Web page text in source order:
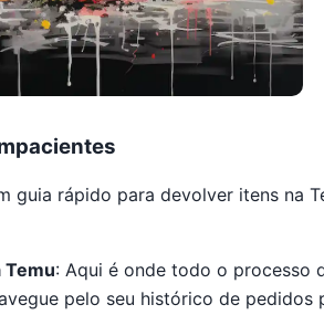
guia rápido para devolver itens na
Temu: Aqui é onde todo o processo
pelo seu histórico de